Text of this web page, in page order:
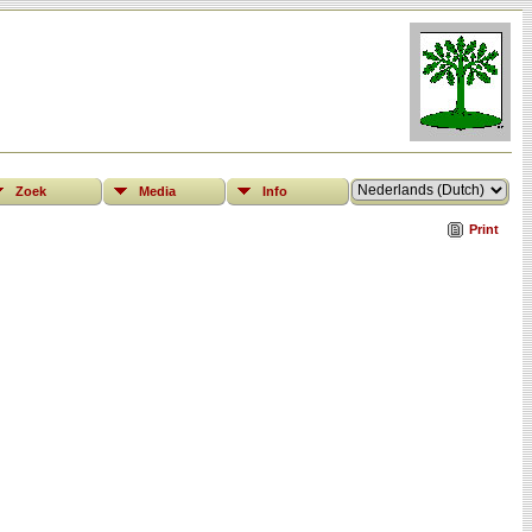
Zoek Media Info
Print